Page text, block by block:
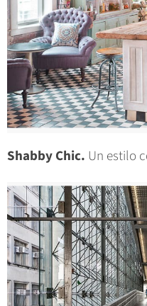
Shabby Chic. Un estilo